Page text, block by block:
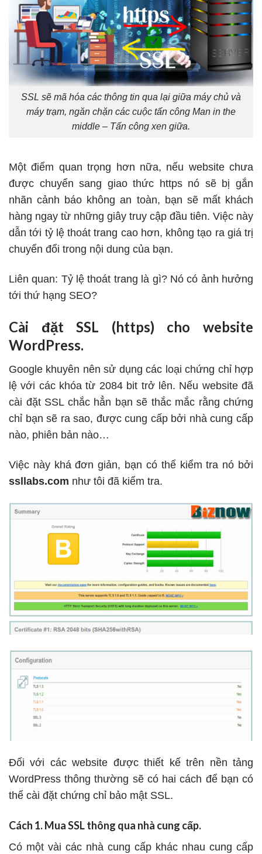
SSL sẽ mã hóa các thông tin qua lại giữa máy chủ và
máy trạm, ngăn chặn các cuộc tấn công Man in the
middle – Tấn công xen giữa.
Một điểm quan trọng hơn nữa, nếu website chưa
được chuyển sang giao thức https nó sẽ bị gắn
nhãn cảnh báo không an toàn, bạn sẽ mất khách
hàng ngay từ những giây truy cập đầu tiên. Việc này
dẫn tới tỷ lệ thoát trang cao hơn, không tạo ra giá trị
chuyển đổi trong nội dung của bạn.
Liên quan: Tỷ lệ thoát trang là gì? Nó có ảnh hưởng
tới thứ hạng SEO?
Cài đặt SSL (https) cho website
WordPress.
Google khuyên nên sử dụng các loạichứng chỉ hợp
lệ với các khóa từ 2084 bit trở lên. Nếu website đã
cài đặt SSL chắc hẳn bạn sẽ thắc mắc rằng chứng
chỉ bạn sẽ ra sao, được cung cấp bởi nhà cung cấp
nào, phiên bản nào…
Việc này khá đơn giản, bạn có thể kiểm tra nó bởi
ssllabs.com như tôi đã kiểm tra.
Đối với các website được thiết kế trên nền tảng
WordPress thông thường sẽ có hai cách để bạn có
thể cài đặt chứng chỉ bảo mật SSL.
Cách 1. Mua SSL thông qua nhà cung cấp.
Có một vài các nhà cung cấp khác nhau cung cấp